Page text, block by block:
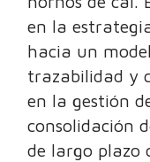
en la
hacia un
trazabilidad y
en la gestión
consolidación
de largo plazo